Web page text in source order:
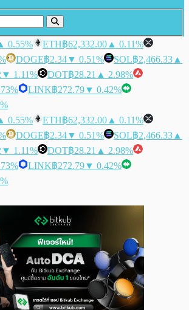
0.55% ETH฿62,332.00 ▲ 0.11%
DOGE฿2.34▼ 0.51% SOL฿2,466.33 ▲
▼ 1.11% DOT฿28.21 ▲ 2.98%
LINK฿272.79▼ 0.42%
0.55% ETH฿62,332.00 ▲ 0.11%
DOGE฿2.34▼ 0.51% SOL฿2,466.33 ▲
▼ 1.11% DOT฿28.21 ▲ 2.98%
LINK฿272.79▼ 0.42%